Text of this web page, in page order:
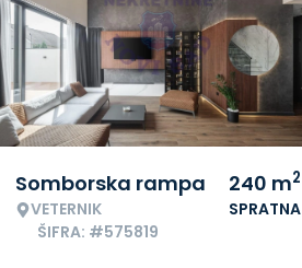
Somborska rampa
VETERNIK
ŠIFRA: #575819
240 m2
SPRATNA